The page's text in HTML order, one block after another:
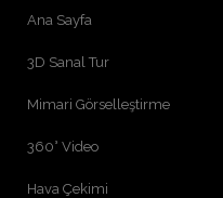
Ana Sayfa
3D Sanal Tur
Mimari Görselleştirme
360° Video
Hava Çekimi